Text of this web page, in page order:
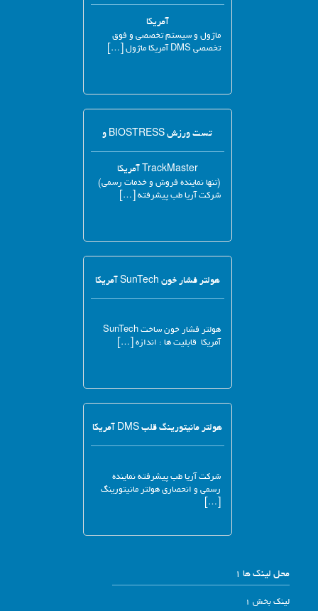
آمریکا
ماژول و سیستم تخصصی و فوق
تخصصی DMS آمریکا ماژول […]
تست ورزش BIOSTRESS و
TrackMaster آمریکا
(تنها نماینده فروش و خدمات رسمی)
شرکت آریا طب پیشرفته […]
هولتر فشار خون SunTech آمریکا
هولتر فشار خون ساخت SunTech
آمریکا قابلیت ها : اندازه […]
هولتر مانیتورینگ قلب DMS آمریکا
شرکت آریا طب پیشرفته نماینده
رسمی و انحصاری هولتر مانیتورینگ
[…]
محل لینک ها 1
لینک بخش 1